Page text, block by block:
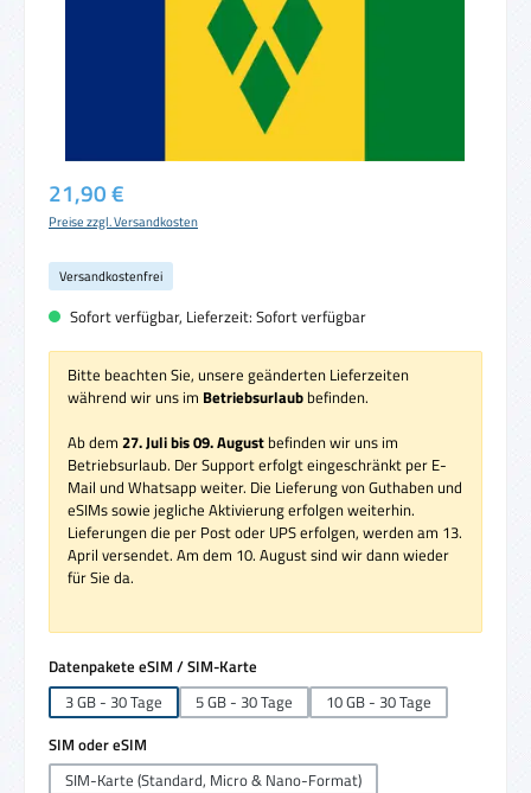
Regulärer Preis:
21,90 €
Preise zzgl. Versandkosten
Versandkostenfrei
Sofort verfügbar, Lieferzeit: Sofort verfügbar
Bitte beachten Sie, unsere geänderten Lieferzeiten
während wir uns im Betriebsurlaub befinden.
Ab dem 27. Juli bis 09. August befinden wir uns im
Betriebsurlaub. Der Support erfolgt eingeschränkt per E-
Mail und Whatsapp weiter. Die Lieferung von Guthaben und
eSIMs sowie jegliche Aktivierung erfolgen weiterhin.
Lieferungen die per Post oder UPS erfolgen, werden am 13.
April versendet. Am dem 10. August sind wir dann wieder
für Sie da.
Datenpakete eSIM / SIM-Karte
3 GB - 30 Tage
5 GB - 30 Tage
10 GB - 30 Tage
SIM oder eSIM
SIM-Karte (Standard, Micro & Nano-Format)